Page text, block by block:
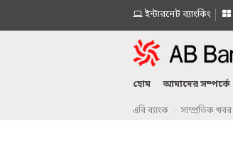
ইন্টারনেট ব্যাংকিং
হোম আমাদের সম্পর্কে
এবি ব্যাংক সাম্প্রতিক খবর